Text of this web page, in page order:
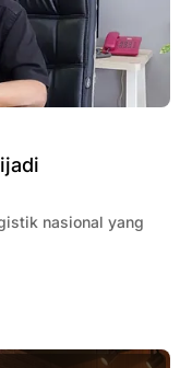
nasional yang